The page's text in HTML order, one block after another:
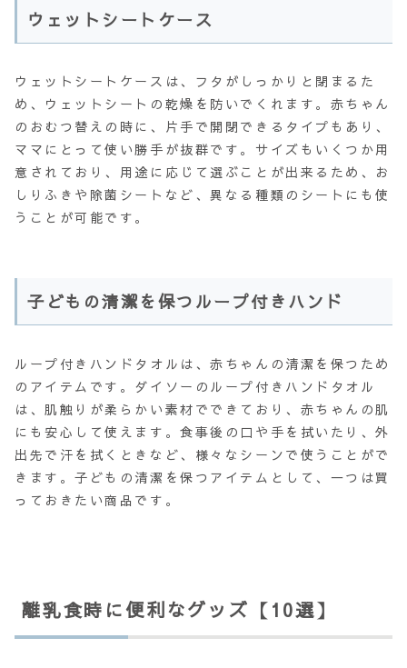
ウェットシートケース
ウェットシートケースは、フタがしっかりと閉まるた
め、ウェットシートの乾燥を防いでくれます。赤ちゃん
のおむつ替えの時に、片手で開閉できるタイプもあり、
ママにとって使い勝手が抜群です。サイズもいくつか用
意されており、用途に応じて選ぶことが出来るため、お
しりふきや除菌シートなど、異なる種類のシートにも使
うことが可能です。
子どもの清潔を保つループ付きハンド
ループ付きハンドタオルは、赤ちゃんの清潔を保つため
のアイテムです。ダイソーのループ付きハンドタオル
は、肌触りが柔らかい素材でできており、赤ちゃんの肌
にも安心して使えます。食事後の口や手を拭いたり、外
出先で汗を拭くときなど、様々なシーンで使うことがで
きます。子どもの清潔を保つアイテムとして、一つは買
っておきたい商品です。
離乳食時に便利なグッズ【10選】